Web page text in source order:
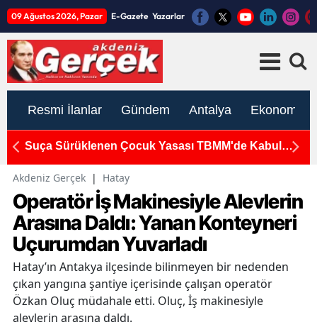
09 Ağustos 2026, Pazar E-Gazete Yazarlar
Resmi İlanlar Gündem Antalya Ekonomi
Suça Sürüklenen Çocuk Yasası TBMM'de Kabul
Akdeniz Gerçek | Hatay
Operatör İş Makinesiyle Alevlerin
Arasına Daldı: Yanan Konteyneri
Uçurumdan Yuvarladı
Hatay’ın Antakya ilçesinde bilinmeyen bir nedenden
çıkan yangına şantiye içerisinde çalışan operatör
Özkan Oluç müdahale etti. Oluç, İş makinesiyle
alevlerin arasına daldı.